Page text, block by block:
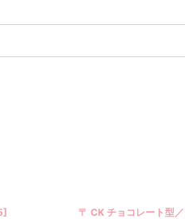
〒 CK チョコレート型